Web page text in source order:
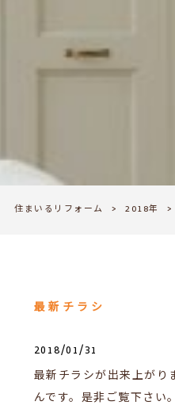
住まいるリフォーム > 2018年 >
最新チラシ
2018/01/31
最新チラシが出来上がり
んです。是非ご覧下さ